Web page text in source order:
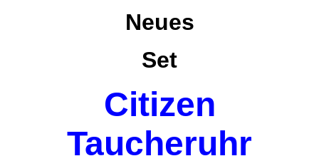
Neues
Set
Citizen
Taucheruhr